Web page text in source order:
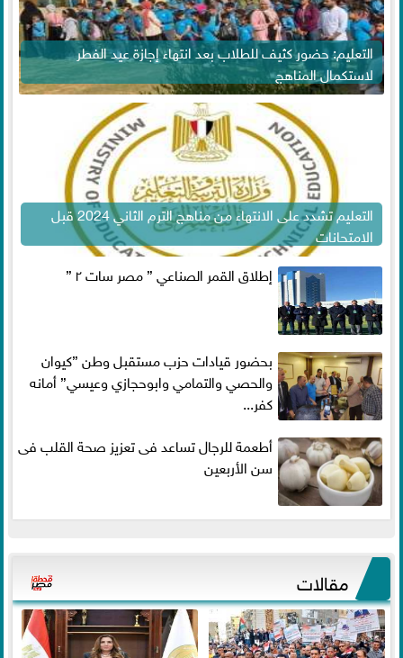
التعليم: حضور كثيف للطلاب بعد انتهاء إجازة عيد الفطر
لاستكمال المناهج
التعليم تشدد على الانتهاء من مناهج الترم الثاني 2024 قبل
الامتحانات
إطلاق القمر الصناعي ” مصر سات ٢ ”
بحضور قيادات حزب مستقبل وطن ”كيوان
والحصي والتمامي وابوحجازي وعيسي” أمانه
كفر...
أطعمة للرجال تساعد فى تعزيز صحة القلب فى
سن الأربعين
مقالات